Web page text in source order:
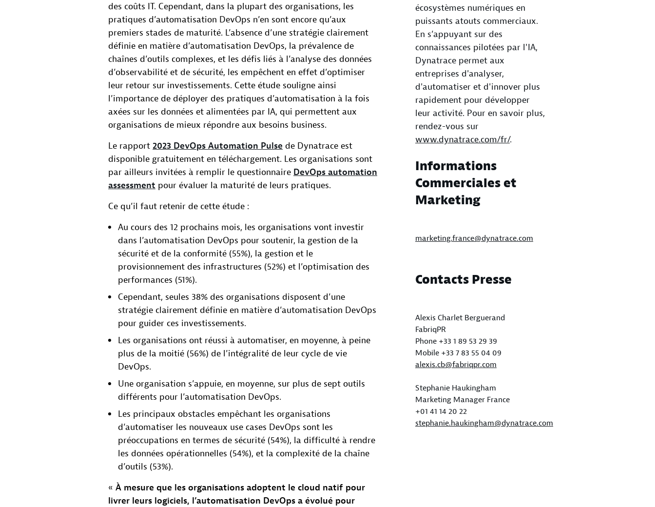
des coûts IT. Cependant, dans la plupart des organisations, les
pratiques d’automatisation DevOps n’en sont encore qu’aux
premiers stades de maturité. L’absence d’une stratégie clairement
définie en matière d’automatisation DevOps, la prévalence de
chaînes d’outils complexes, et les défis liés à l’analyse des données
d’observabilité et de sécurité, les empêchent en effet d’optimiser
leur retour sur investissements. Cette étude souligne ainsi
l’importance de déployer des pratiques d’automatisation à la fois
axées sur les données et alimentées par IA, qui permettent aux
organisations de mieux répondre aux besoins business.
Le rapport 2023 DevOps Automation Pulse de Dynatrace est
disponible gratuitement en téléchargement. Les organisations sont
par ailleurs invitées à remplir le questionnaire DevOps automation
assessment pour évaluer la maturité de leurs pratiques.
Ce qu’il faut retenir de cette étude :
Au cours des 12 prochains mois, les organisations vont investir
dans l’automatisation DevOps pour soutenir, la gestion de la
sécurité et de la conformité (55%), la gestion et le
provisionnement des infrastructures (52%) et l’optimisation des
performances (51%).
Cependant, seules 38% des organisations disposent d’une
stratégie clairement définie en matière d’automatisation DevOps
pour guider ces investissements.
Les organisations ont réussi à automatiser, en moyenne, à peine
plus de la moitié (56%) de l’intégralité de leur cycle de vie
DevOps.
Une organisation s’appuie, en moyenne, sur plus de sept outils
différents pour l’automatisation DevOps.
Les principaux obstacles empêchant les organisations
d’automatiser les nouveaux use cases DevOps sont les
préoccupations en termes de sécurité (54%), la difficulté à rendre
les données opérationnelles (54%), et la complexité de la chaîne
d’outils (53%).
« À mesure que les organisations adoptent le cloud natif pour
livrer leurs logiciels, l’automatisation DevOps a évolué pour
écosystèmes numériques en
puissants atouts commerciaux.
En s’appuyant sur des
connaissances pilotées par l'IA,
Dynatrace permet aux
entreprises d'analyser,
d'automatiser et d'innover plus
rapidement pour développer
leur activité. Pour en savoir plus,
rendez-vous sur
www.dynatrace.com/fr/.
Informations
Commerciales et
Marketing
marketing.france@dynatrace.com
Contacts Presse
Alexis Charlet Berguerand
FabriqPR
Phone +33 1 89 53 29 39
Mobile +33 7 83 55 04 09
alexis.cb@fabriqpr.com
Stephanie Haukingham
Marketing Manager France
+01 41 14 20 22
stephanie.haukingham@dynatrace.com